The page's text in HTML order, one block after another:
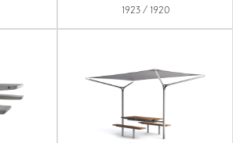
1920 / 1923